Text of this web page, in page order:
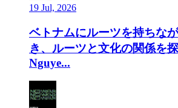
19 Jul, 2026
ベトナムにルーツを持ちな
き、ルーツと文化の関係を
Nguye...